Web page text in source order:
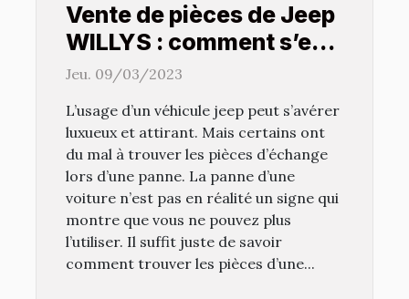
Vente de pièces de Jeep
WILLYS : comment s’en
procurer ?
Jeu. 09/03/2023
L’usage d’un véhicule jeep peut s’avérer
luxueux et attirant. Mais certains ont
du mal à trouver les pièces d’échange
lors d’une panne. La panne d’une
voiture n’est pas en réalité un signe qui
montre que vous ne pouvez plus
l’utiliser. Il suffit juste de savoir
comment trouver les pièces d’une...